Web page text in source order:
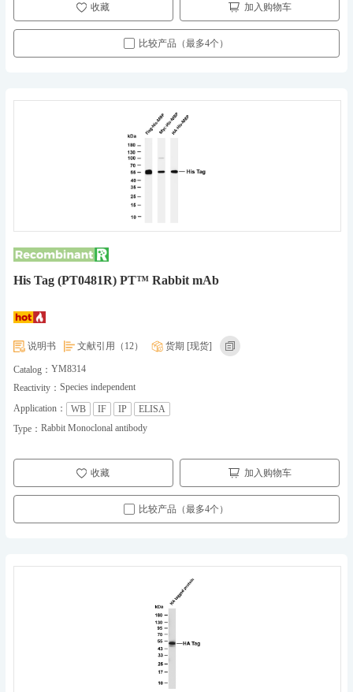
收藏 加入购物车
比较产品（最多4个）
His Tag (PT0481R) PT™ Rabbit mAb
说明书 文献引用（12） 货期 [现货]
Catalog： YM8314
Reactivity： Species independent
Application：
WB IF IP
ELISA
Type： Rabbit Monoclonal antibody
收藏 加入购物车
比较产品（最多4个）